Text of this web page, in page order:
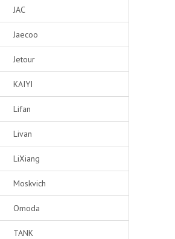
JAC
Jaecoo
Jetour
KAIYI
Lifan
Livan
LiXiang
Moskvich
Omoda
TANK